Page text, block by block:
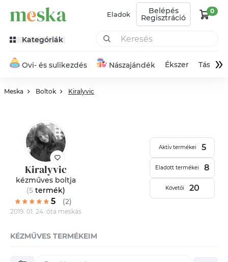
Eladok Belépés
Regisztráció
0
Kategóriák
Ovi- és sulikezdés Nászajándék Ékszer Táska»
Meska Boltok Kiralyvic
Kiralyvic
kézműves boltja
(5 termék)
5 (2)
2019. 01. 24. óta meskás
Aktív termékei 5
Eladott termékei 8
Követői 20
KÉZMŰVES TERMÉKEIM